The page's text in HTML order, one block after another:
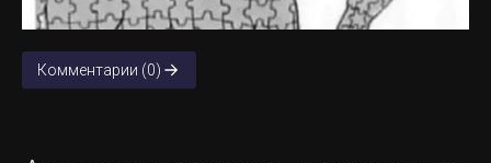
Комментарии (0)